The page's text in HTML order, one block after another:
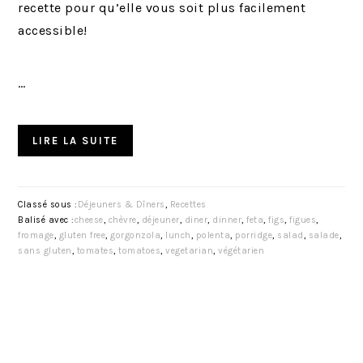
recette pour qu’elle vous soit plus facilement
accessible!
…
LIRE LA SUITE
Classé sous : Déjeuners & Dîners
Recettes
Balisé avec :cheese chèvre déjeuner diner dinner ,feta ,figs ,figues
fromage gluten free ,gorgonzola lunch polenta porridge salad salade
sans gluten
tomates ,tomatoes ,vegetarian ,végétarien